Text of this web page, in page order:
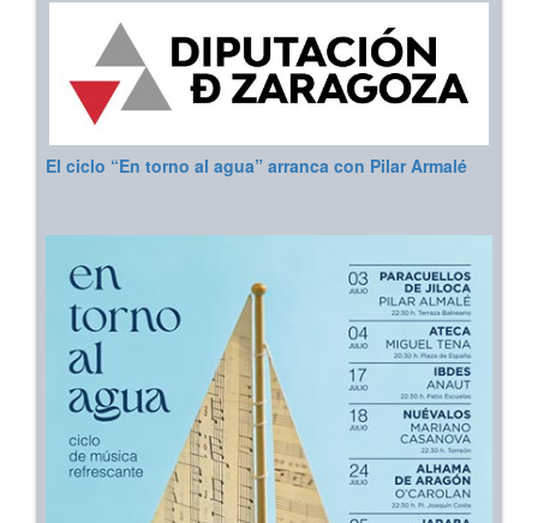
El ciclo “En torno al agua” arranca con Pilar Armalé